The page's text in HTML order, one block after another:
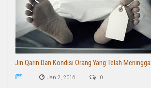
Jin Qarin Dan Kondisi Orang Yang Telah Meninggal
Jan 2, 2016 0